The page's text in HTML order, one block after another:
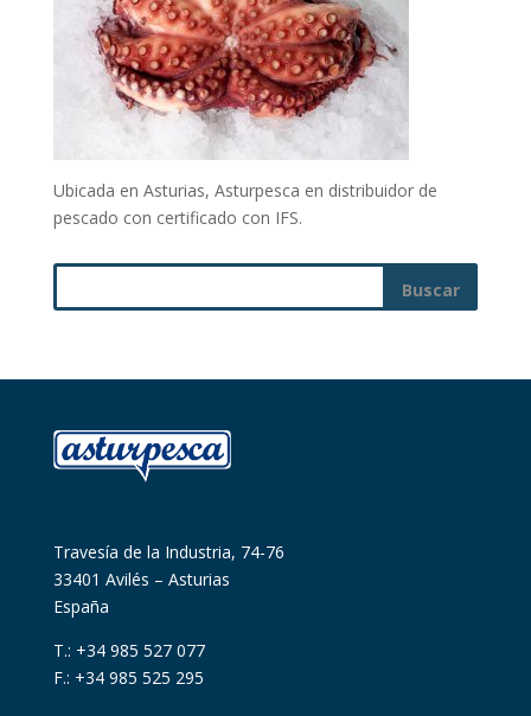
Ubicada en Asturias, Asturpesca en distribuidor de
pescado con certificado con IFS.
Travesía de la Industria, 74-76
33401 Avilés – Asturias
España
T.: +34 985 527 077
F.: +34 985 525 295